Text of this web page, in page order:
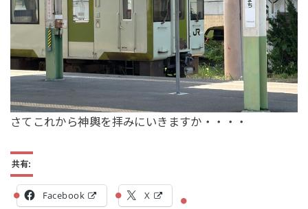
さてこれから神輿を拝みにいきますか・・・・
共有:
Facebook X